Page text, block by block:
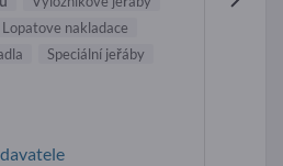
Lopatove nakladace
Speciální jeřáby